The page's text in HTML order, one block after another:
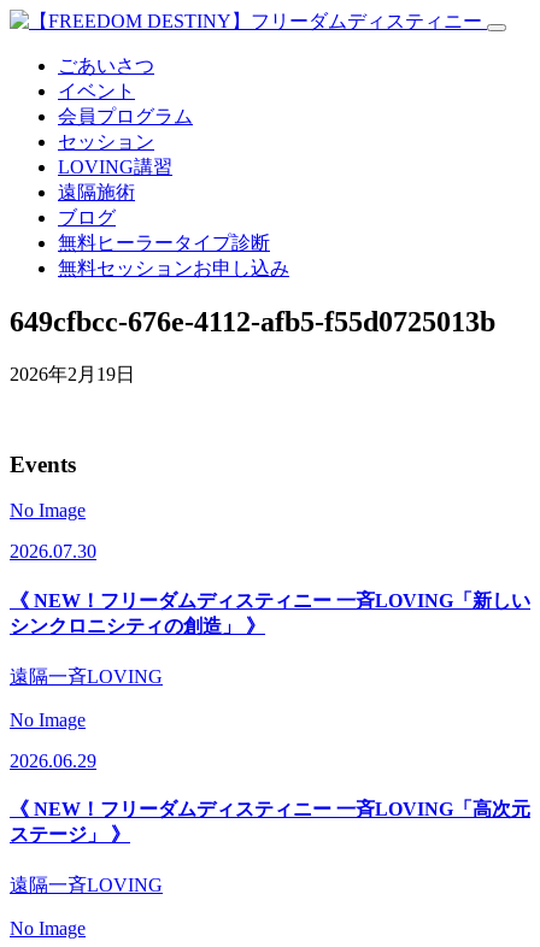
ごあいさつ
イベント
会員プログラム
セッション
LOVING講習
遠隔施術
ブログ
無料ヒーラータイプ診断
無料セッションお申し込み
649cfbcc-676e-4112-afb5-f55d0725013b
2026年2月19日
Events
No Image
2026.07.30
《 NEW！フリーダムディスティニー 一斉LOVING「新しい
シンクロニシティの創造」 》
遠隔一斉LOVING
No Image
2026.06.29
《 NEW！フリーダムディスティニー 一斉LOVING「高次元
ステージ」 》
遠隔一斉LOVING
No Image